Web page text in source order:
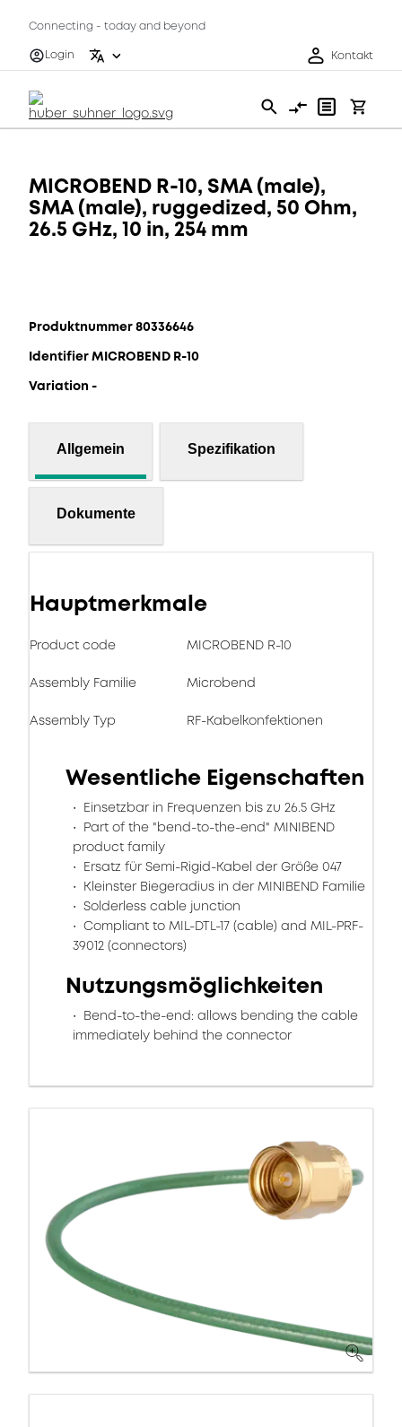
Connecting - today and beyond
Login
Kontakt
MICROBEND R-10, SMA (male),
SMA (male), ruggedized, 50 Ohm,
26.5 GHz, 10 in, 254 mm
Produktnummer 80336646
Identifier MICROBEND R-10
Variation -
Allgemein Spezifikation
Dokumente
Hauptmerkmale
Product code MICROBEND R-10
Assembly Familie Microbend
Assembly Typ RF-Kabelkonfektionen
Wesentliche Eigenschaften
Einsetzbar in Frequenzen bis zu 26.5 GHz
Part of the "bend-to-the-end" MINIBEND
product family
Ersatz für Semi-Rigid-Kabel der Größe 047
Kleinster Biegeradius in der MINIBEND Familie
Solderless cable junction
Compliant to MIL-DTL-17 (cable) and MIL-PRF-
39012 (connectors)
Nutzungsmöglichkeiten
Bend-to-the-end: allows bending the cable
immediately behind the connector